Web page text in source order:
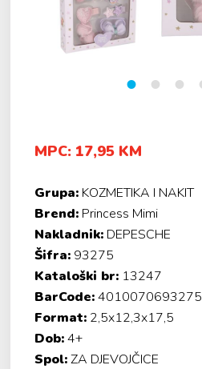
MPC: 17,95 KM
Grupa: KOZMETIKA I NAKIT
Brend: Princess Mimi
Nakladnik: DEPESCHE
Šifra: 93275
Kataloški br: 13247
BarCode:4010070693275
Format: 2,5x12,3x17,5
Dob:4+
Spol:ZA DJEVOJČICE